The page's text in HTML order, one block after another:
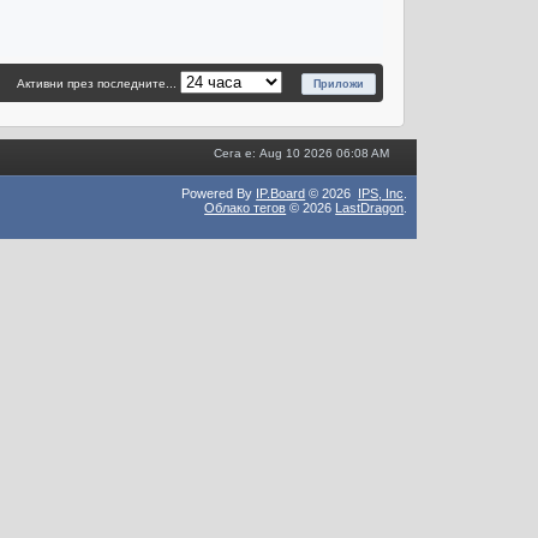
Активни през последните...
Сега е: Aug 10 2026 06:08 AM
Powered By IP.Board © 2026 IPS, Inc
Облако тегов © 2026 LastDragon